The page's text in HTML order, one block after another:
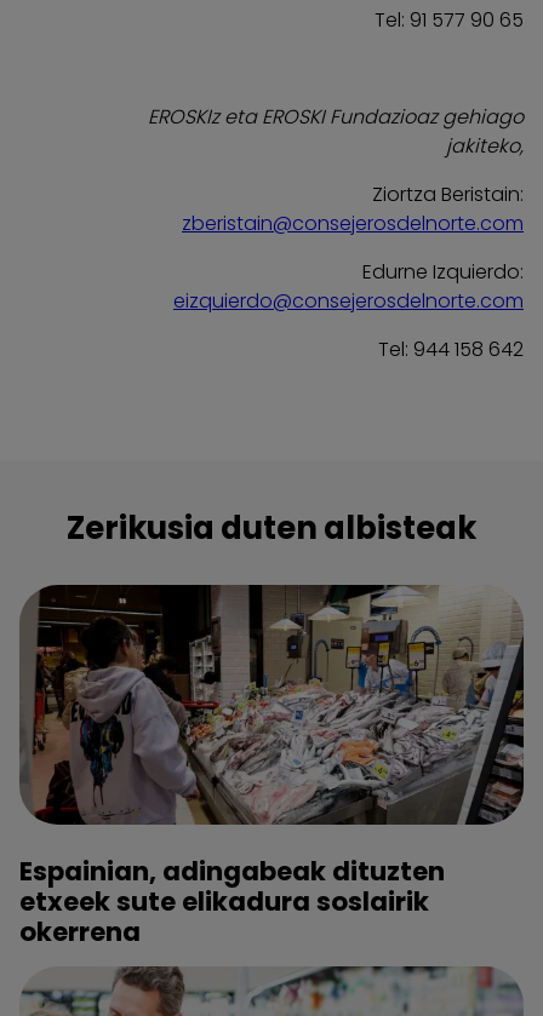
Tel: 91 577 90 65
EROSKIz eta EROSKI Fundazioaz gehiago
jakiteko,
Ziortza Beristain:
zberistain@consejerosdelnorte.com
Edurne Izquierdo:
eizquierdo@consejerosdelnorte.com
Tel: 944 158 642
Zerikusia duten albisteak
Espainian, adingabeak dituzten
etxeek sute elikadura soslairik
okerrena